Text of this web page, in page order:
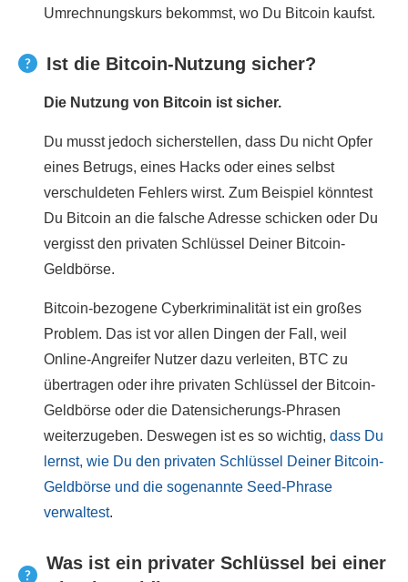
Umrechnungskurs bekommst, wo Du Bitcoin kaufst.
Ist die Bitcoin-Nutzung sicher?
Die Nutzung von Bitcoin ist sicher.
Du musst jedoch sicherstellen, dass Du nicht Opfer
eines Betrugs, eines Hacks oder eines selbst
verschuldeten Fehlers wirst. Zum Beispiel könntest
Du Bitcoin an die falsche Adresse schicken oder Du
vergisst den privaten Schlüssel Deiner Bitcoin-
Geldbörse.
Bitcoin-bezogene Cyberkriminalität ist ein großes
Problem. Das ist vor allen Dingen der Fall, weil
Online-Angreifer Nutzer dazu verleiten, BTC zu
übertragen oder ihre privaten Schlüssel der Bitcoin-
Geldbörse oder die Datensicherungs-Phrasen
weiterzugeben. Deswegen ist es so wichtig, dass Du
lernst, wie Du den privaten Schlüssel Deiner Bitcoin-
Geldbörse und die sogenannte Seed-Phrase
verwaltest.
Was ist ein privater Schlüssel bei einer